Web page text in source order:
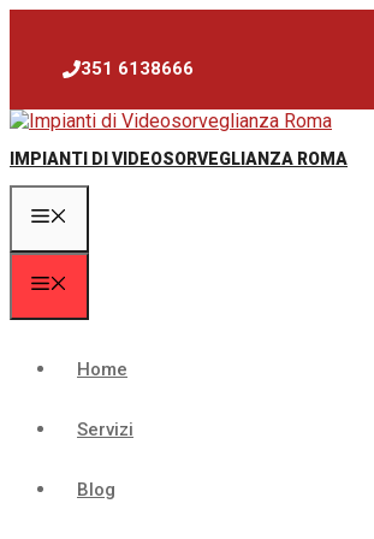
contenuto351 6138666
IMPIANTI DI VIDEOSORVEGLIANZA ROMA
Home
Servizi
Blog